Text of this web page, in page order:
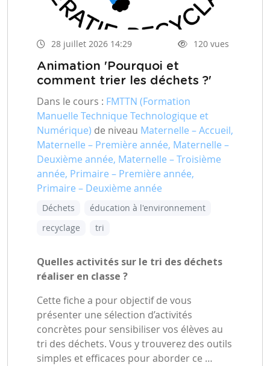
28 juillet 2026 14:29 120 vues
Animation 'Pourquoi et
comment trier les déchets ?'
Dans le cours : FMTTN (Formation
Manuelle Technique Technologique et
Numérique) de niveau Maternelle – Accueil,
Maternelle – Première année, Maternelle –
Deuxième année, Maternelle – Troisième
année, Primaire – Première année,
Primaire – Deuxième année
Déchets
éducation à l'environnement
recyclage
tri
Quelles activités sur le tri des déchets
réaliser en classe ?
Cette fiche a pour objectif de vous
présenter une sélection d’activités
concrètes pour sensibiliser vos élèves au
tri des déchets. Vous y trouverez des outils
simples et efficaces pour aborder ce …